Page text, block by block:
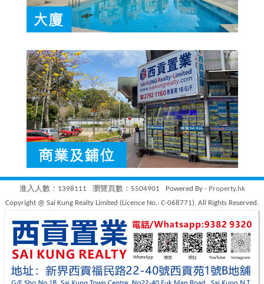
進入人數：1398111 瀏覽頁數：5504901 Powered By - Property.hk
Copyright @ Sai Kung Realty Limited (Licence No.: C-068771). All Rights Reserved.